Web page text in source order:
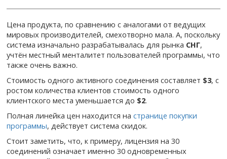
Цена продукта, по сравнению с аналогами от ведущих
мировых производителей, смехотворно мала. А, поскольку
система изначально разрабатывалась для рынка СНГ,
учтён местный менталитет пользователей программы, что
также очень важно.
Стоимость одного активного соединения составляет $3, с
ростом количества клиентов стоимость одного
клиентского места уменьшается до $2.
Полная линейка цен находится настранице покупки
программы, действует система скидок.
Стоит заметить, что, к примеру, лицензия на 30
соединений означает именно 30 одновременных